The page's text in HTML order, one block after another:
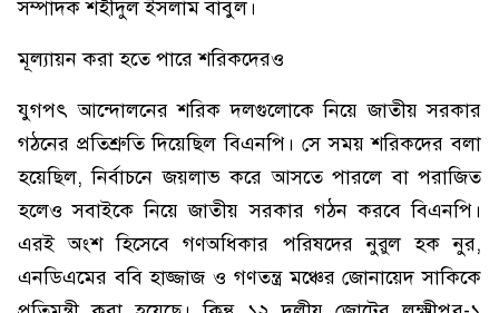
সম্পাদক শহীদুল ইসলাম বাবুল।
মূল্যায়ন করা হতে পারে শরিকদেরও
যুগপৎ আন্দোলনের শরিক দলগুলোকে নিয়ে জাতীয় সরকার
গঠনের প্রতিশ্রুতি দিয়েছিল বিএনপি। সে সময় শরিকদের বলা
হয়েছিল, নির্বাচনে জয়লাভ করে আসতে পারলে বা পরাজিত
হলেও সবাইকে নিয়ে জাতীয় সরকার গঠন করবে বিএনপি।
এরই অংশ হিসেবে গণঅধিকার পরিষদের নুরুল হক নুর,
এনডিএমের ববি হাজ্জাজ ও গণতন্ত্র মঞ্চের জোনায়েদ সাকিকে